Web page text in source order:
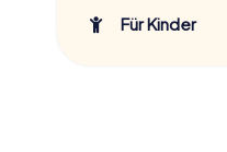
Für Kinder